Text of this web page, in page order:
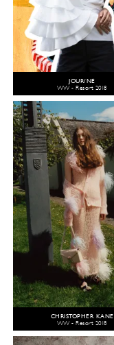
JOUR/NÉ
WW - Resort 2018
CHRISTOPHER KANE
WW - Resort 2018